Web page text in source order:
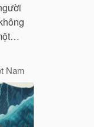
Nam